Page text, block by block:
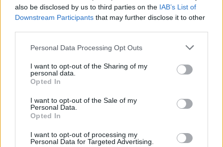
also be disclosed by us to third parties on the IAB’s List of
Downstream Participants that may further disclose it to other
Please note that this website/app uses one or more Google
not limited to your visit or usage behaviour. You may click to
grant or deny consent to Google and its third-party tags to
use your data for below specified purposes in below Google
consent section.
Personal Data Processing Opt Outs
I want to opt-out of the Sharing of my
personal data.
Opted In
I want to opt-out of the Sale of my
Personal Data.
Opted In
I want to opt-out of processing my
Personal Data for Targeted Advertising.
ΠΛΗΡΟΦΟΡΙΕΣ Α.27 Ν.5253/2025 ΤΑΥΤΟΤΗΤΑ